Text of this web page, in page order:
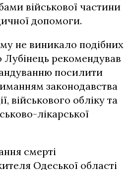
військової частини
допомоги.
не виникало подібних
Лубінець рекомендував
посилити
законодавства
військового обліку та
лікарської
смерті
Одеської області